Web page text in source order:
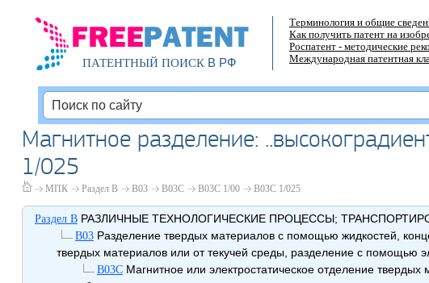
ПАТЕНТНЫЙ ПОИСКВ РФ
Терминология и общие
Как получить патент на
Роспатент - методические
Международная патентная
Магнитное разделение:
1/025
МПК Раздел B B03 B03C B03C 1/00 B03C 1/025
Раздел BРАЗЛИЧНЫЕ ТЕХНОЛОГИЧЕСКИЕ ПРОЦЕССЫ;
B03Разделение твердых материалов с помощью жидкостей,
твердых материалов или от текучей среды, разделение с помощью
B03CМагнитное или электростатическое отделение